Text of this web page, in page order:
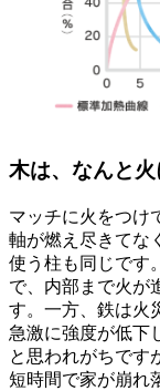
木は、なんと
マッチに火をつけ
軸が燃え尽きてな
使う柱も同じです
で、内部まで火が
す。一方、鉄は火
急激に強度が低下
と思われがちです
短時間で家が崩れ